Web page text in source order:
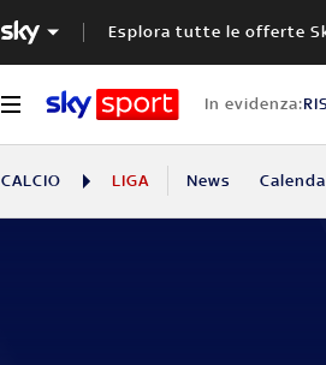
Esplora tutte le offerte
In evidenza:
CALCIO LIGA News